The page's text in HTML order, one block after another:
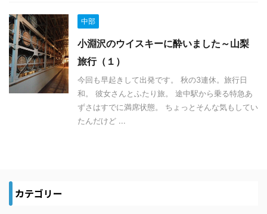
中部
小淵沢のウイスキーに酔いました～山梨
旅行（１）
今回も早起きして出発です。 秋の3連休。旅行日
和。 彼女さんとふたり旅。 途中駅から乗る特急あ
ずさはすでに満席状態。 ちょっとそんな気もしてい
たんだけど ...
カテゴリー